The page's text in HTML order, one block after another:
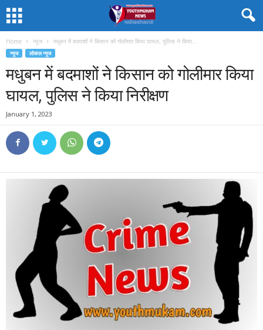
Home न्यूज मधुबन में बदमाशों ने किसान को गोलीमार किया घायल, पुलिस ने किया...
न्यूज लोकल न्यूज
मधुबन में बदमाशों ने किसान को गोलीमार किया
घायल, पुलिस ने किया निरीक्षण
January 1, 2023